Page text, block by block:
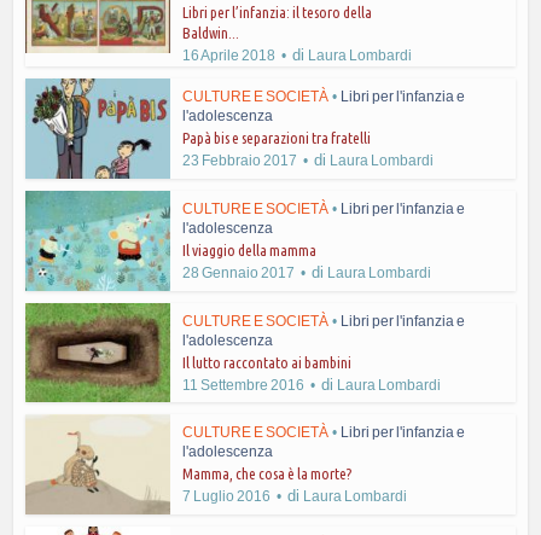
Libri per l’infanzia: il tesoro della
Baldwin...
16 Aprile 2018
di Laura Lombardi
CULTURE E SOCIETÀ • Libri per l'infanzia e
l'adolescenza
Papà bis e separazioni tra fratelli
23 Febbraio 2017
di Laura Lombardi
CULTURE E SOCIETÀ • Libri per l'infanzia e
l'adolescenza
Il viaggio della mamma
28 Gennaio 2017
di Laura Lombardi
CULTURE E SOCIETÀ • Libri per l'infanzia e
l'adolescenza
Il lutto raccontato ai bambini
11 Settembre 2016
di Laura Lombardi
CULTURE E SOCIETÀ • Libri per l'infanzia e
l'adolescenza
Mamma, che cosa è la morte?
7 Luglio 2016
di Laura Lombardi